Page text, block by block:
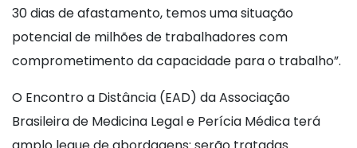
30 dias de afastamento, temos uma situação
potencial de milhões de trabalhadores com
comprometimento da capacidade para o trabalho”.
O Encontro a Distância (EAD) da Associação
Brasileira de Medicina Legal e Perícia Médica terá